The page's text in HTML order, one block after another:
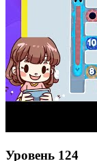
Уровень 124